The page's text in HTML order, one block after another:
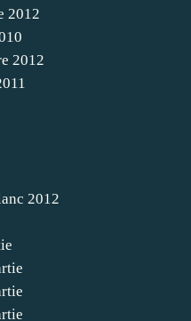
2012
2012
2012